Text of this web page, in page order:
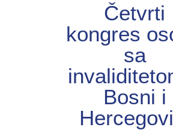
Četvrti
kongres
sa
Bosni i